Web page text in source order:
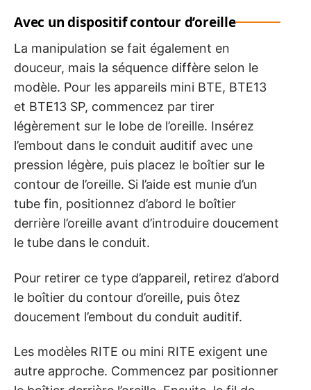
Avec un dispositif contour d’oreille
La manipulation se fait également en
douceur, mais la séquence diffère selon le
modèle. Pour les appareils mini BTE, BTE13
et BTE13 SP, commencez par tirer
légèrement sur le lobe de l’oreille. Insérez
l’embout dans le conduit auditif avec une
pression légère, puis placez le boîtier sur le
contour de l’oreille. Si l’aide est munie d’un
tube fin, positionnez d’abord le boîtier
derrière l’oreille avant d’introduire doucement
le tube dans le conduit.
Pour retirer ce type d’appareil, retirez d’abord
le boîtier du contour d’oreille, puis ôtez
doucement l’embout du conduit auditif.
Les modèles RITE ou mini RITE exigent une
autre approche. Commencez par positionner